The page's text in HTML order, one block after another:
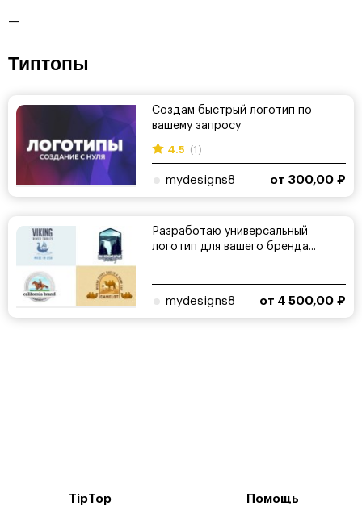
—
Типтопы
Создам быстрый логотип по
вашему запросу
4.5 (1)
mydesigns8 от 300,00 ₽
Разработаю универсальный
логотип для вашего бренда...
mydesigns8 от 4 500,00 ₽
TipTop Помощь